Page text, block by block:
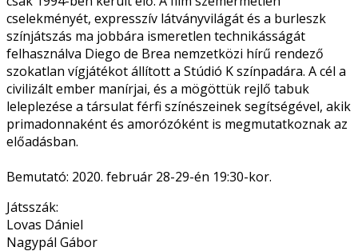
cselekményét, expresszív látványvilágát és a burleszk
színjátszás ma jobbára ismeretlen technikásságát
felhasználva Diego de Brea nemzetközi hírű rendező
szokatlan vígjátékot állított a Stúdió K színpadára. A cél a
civilizált ember manírjai, és a mögöttük rejlő tabuk
leleplezése a társulat férfi színészeinek segítségével, akik
primadonnaként és amorózóként is megmutatkoznak az
előadásban.
Bemutató: 2020. február 28-29-én 19:30-kor.
Játsszák:
Lovas Dániel
Nagypál Gábor